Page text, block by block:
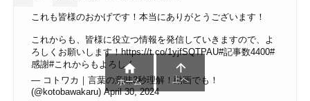
これも皆様のおかげです！本当にありがとうございます！
これからも、皆様に役立つ情報を発信していきますので、よ
ろしくお願いします！https://t.co/1yjfSQTPAU#記事数4400#
感謝#これからもよろしく
— コトワカ｜言葉の意味3秒理解！動画でも！
(@kotobawakaru) April 30, 2024

ホーム

上へ